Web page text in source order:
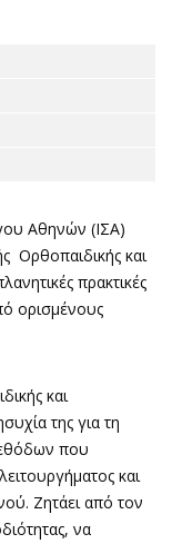
Αθηνών (ΙΣΑ)
Ορθοπαιδικής και
πρακτικές
ορισμένους
και
της για τη
που
και
Ζητάει από τον
να